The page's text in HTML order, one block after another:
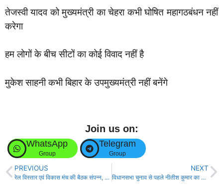
तेजस्वी यादव को मुख्यमंत्री का चेहरा कभी घोषित महागठबंधन नहीं
करेगा
हम लोगों के बीच सीटों का कोई विवाद नहीं है
मुकेश साहनी कभी बिहार के उपमुख्यमंत्री नहीं बनेंगे
Join us on:
WhatsApp
Group
Telegram
Group
PREVIOUS
रेल विस्तार एवं विकास मंच की बैठक संपन्न, लिया आंदोलन का निर्णय!
NEXT
विधानसभा चुनाव से पहले नीतीश कुमार का बड़ा प्लान, आइये जानते हैँ!